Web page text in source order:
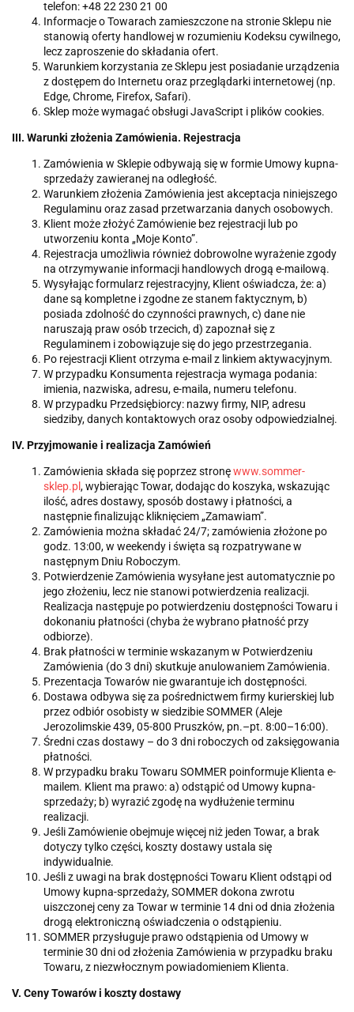
telefon: +48 22 230 21 00
Informacje o Towarach zamieszczone na stronie Sklepu nie
stanowią oferty handlowej w rozumieniu Kodeksu cywilnego,
lecz zaproszenie do składania ofert.
Warunkiem korzystania ze Sklepu jest posiadanie urządzenia
z dostępem do Internetu oraz przeglądarki internetowej (np.
Edge, Chrome, Firefox, Safari).
Sklep może wymagać obsługi JavaScript i plików cookies.
III. Warunki złożenia Zamówienia. Rejestracja
Zamówienia w Sklepie odbywają się w formie Umowy kupna-
sprzedaży zawieranej na odległość.
Warunkiem złożenia Zamówienia jest akceptacja niniejszego
Regulaminu oraz zasad przetwarzania danych osobowych.
Klient może złożyć Zamówienie bez rejestracji lub po
utworzeniu konta „Moje Konto”.
Rejestracja umożliwia również dobrowolne wyrażenie zgody
na otrzymywanie informacji handlowych drogą e-mailową.
Wysyłając formularz rejestracyjny, Klient oświadcza, że: a)
dane są kompletne i zgodne ze stanem faktycznym, b)
posiada zdolność do czynności prawnych, c) dane nie
naruszają praw osób trzecich, d) zapoznał się z
Regulaminem i zobowiązuje się do jego przestrzegania.
Po rejestracji Klient otrzyma e-mail z linkiem aktywacyjnym.
W przypadku Konsumenta rejestracja wymaga podania:
imienia, nazwiska, adresu, e-maila, numeru telefonu.
W przypadku Przedsiębiorcy: nazwy firmy, NIP, adresu
siedziby, danych kontaktowych oraz osoby odpowiedzialnej.
IV. Przyjmowanie i realizacja Zamówień
Zamówienia składa się poprzez stronęwww.sommer-
sklep.pl, wybierając Towar, dodając do koszyka, wskazując
ilość, adres dostawy, sposób dostawy i płatności, a
następnie finalizując kliknięciem „Zamawiam”.
Zamówienia można składać 24/7; zamówienia złożone po
godz. 13:00, w weekendy i święta są rozpatrywane w
następnym Dniu Roboczym.
Potwierdzenie Zamówienia wysyłane jest automatycznie po
jego złożeniu, lecz nie stanowi potwierdzenia realizacji.
Realizacja następuje po potwierdzeniu dostępności Towaru i
dokonaniu płatności (chyba że wybrano płatność przy
odbiorze).
Brak płatności w terminie wskazanym w Potwierdzeniu
Zamówienia (do 3 dni) skutkuje anulowaniem Zamówienia.
Prezentacja Towarów nie gwarantuje ich dostępności.
Dostawa odbywa się za pośrednictwem firmy kurierskiej lub
przez odbiór osobisty w siedzibie SOMMER (Aleje
Jerozolimskie 439, 05-800 Pruszków, pn.–pt. 8:00–16:00).
Średni czas dostawy – do 3 dni roboczych od zaksięgowania
płatności.
W przypadku braku Towaru SOMMER poinformuje Klienta e-
mailem. Klient ma prawo: a) odstąpić od Umowy kupna-
sprzedaży; b) wyrazić zgodę na wydłużenie terminu
realizacji.
Jeśli Zamówienie obejmuje więcej niż jeden Towar, a brak
dotyczy tylko części, koszty dostawy ustala się
indywidualnie.
Jeśli z uwagi na brak dostępności Towaru Klient odstąpi od
Umowy kupna-sprzedaży, SOMMER dokona zwrotu
uiszczonej ceny za Towar w terminie 14 dni od dnia złożenia
drogą elektroniczną oświadczenia o odstąpieniu.
SOMMER przysługuje prawo odstąpienia od Umowy w
terminie 30 dni od złożenia Zamówienia w przypadku braku
Towaru, z niezwłocznym powiadomieniem Klienta.
V. Ceny Towarów i koszty dostawy